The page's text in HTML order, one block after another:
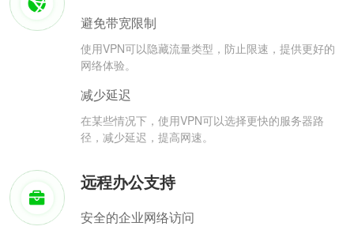
避免带宽限制
使用VPN可以隐藏流量类型，防止限速，提供更好的
网络体验。
减少延迟
在某些情况下，使用VPN可以选择更快的服务器路
径，减少延迟，提高网速。
远程办公支持
安全的企业网络访问